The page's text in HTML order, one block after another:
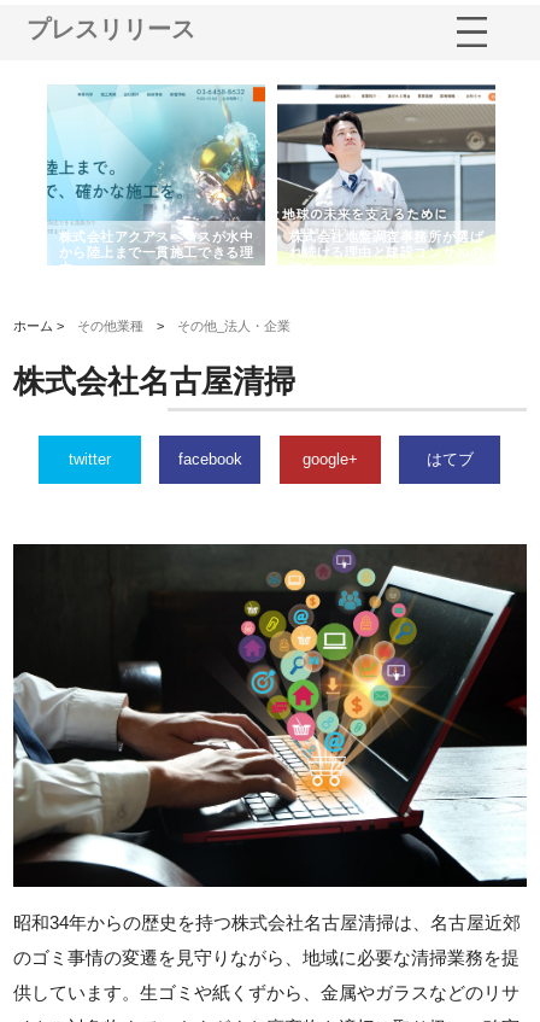
プレスリリース
株式会社アクアスペースが水中
から陸上まで一貫施工できる理
由
株式会社地盤調査事務所が選ば
れ続ける理由と建設コンサルの
強み
ホーム > その他業種 > その他_法人・企業
株式会社名古屋清掃
twitter facebook google+ はてブ
昭和34年からの歴史を持つ株式会社名古屋清掃は、名古屋近郊
のゴミ事情の変遷を見守りながら、地域に必要な清掃業務を提
供しています。生ゴミや紙くずから、金属やガラスなどのリサ